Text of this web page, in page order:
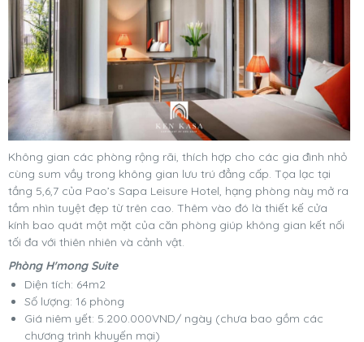
Không gian các phòng rộng rãi, thích hợp cho các gia đình nhỏ
cùng sum vầy trong không gian lưu trú đẳng cấp. Tọa lạc tại
tầng 5,6,7 của Pao’s Sapa Leisure Hotel, hạng phòng này mở ra
tầm nhìn tuyệt đẹp từ trên cao. Thêm vào đó là thiết kế cửa
kính bao quát một mặt của căn phòng giúp không gian kết nối
tối đa với thiên nhiên và cảnh vật.
Phòng H'mong Suite
Diện tích: 64m2
Số lượng: 16 phòng
Giá niêm yết: 5.200.000VND/ ngày (chưa bao gồm các
chương trình khuyến mại)